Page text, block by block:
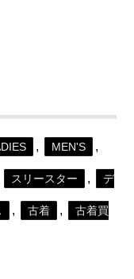
, MEN'S ,
スリースター , デ
, 古着 , 古着買